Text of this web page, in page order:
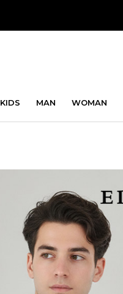
KIDS MAN WOMAN